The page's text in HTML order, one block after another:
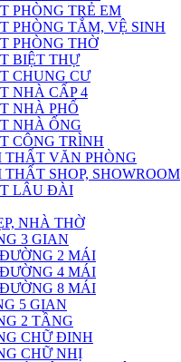
PHÒNG TRẺ EM
PHÒNG TẮM, VỆ SINH
PHÒNG THỜ
BIỆT THỰ
CHUNG CƯ
NHÀ CẤP 4
NHÀ PHỐ
NHÀ ỐNG
CÔNG TRÌNH
THẤT VĂN PHÒNG
SHOP, SHOWROOM
LÂU ĐÀI
NHÀ THỜ
3 GIAN
2 MÁI
4 MÁI
8 MÁI
5 GIAN
2 TẦNG
CHỮ ĐINH
CHỮ NHỊ